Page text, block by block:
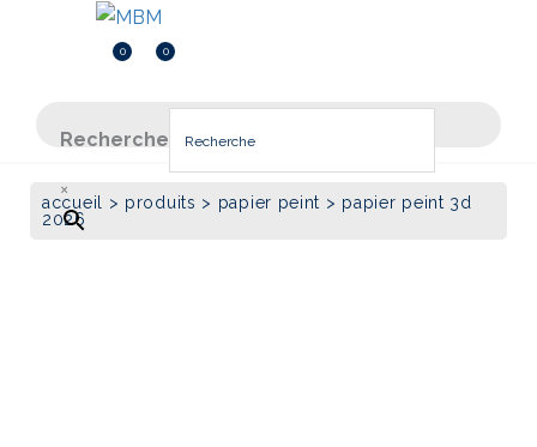
Inscription
0 0
0.000
Recherche
×
accueil > produits > papier peint > papier peint 3d
2026